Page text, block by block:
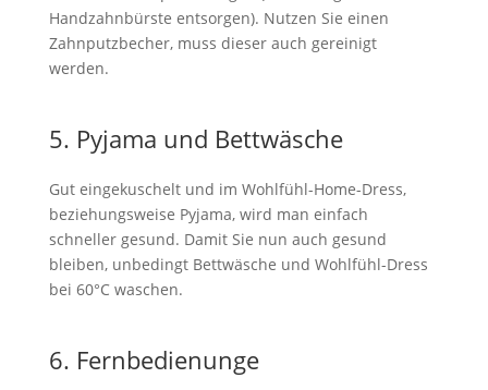
Handzahnbürste entsorgen). Nutzen Sie einen
Zahnputzbecher, muss dieser auch gereinigt
werden.
5. Pyjama und Bettwäsche
Gut eingekuschelt und im Wohlfühl-Home-Dress,
beziehungsweise Pyjama, wird man einfach
schneller gesund. Damit Sie nun auch gesund
bleiben, unbedingt Bettwäsche und Wohlfühl-Dress
bei 60°C waschen.
6. Fernbedienunge